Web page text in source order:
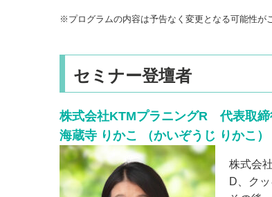
※プログラムの内容は予告なく変更となる可能性が
セミナー登壇者
株式会社KTMプラニングR 代表取締
海蔵寺 りかこ （かいぞうじ りかこ）
株式会
D、ク